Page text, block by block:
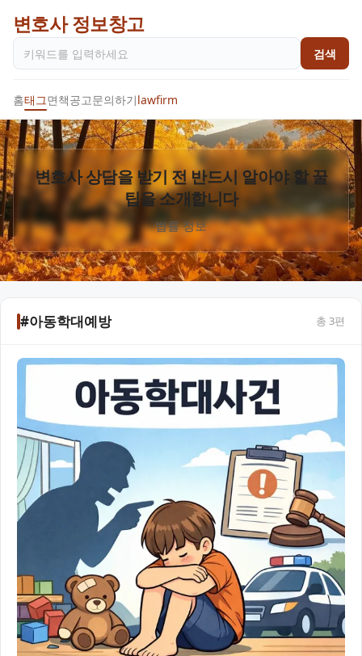
변호사 정보창고
검색
홈태그면책공고문의하기lawfirm
변호사 상담을 받기 전 반드시 알아야 할 꿀
팁을 소개합니다
법률 정보
#아동학대예방 총 3편